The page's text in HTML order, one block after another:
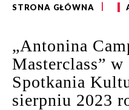
STRONA GŁÓWNA
„Antonina
Masterclass” w
Spotkania
sierpniu 2023